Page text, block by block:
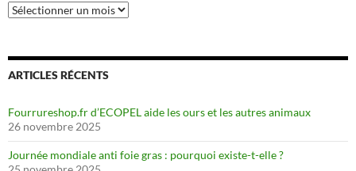
Archives
ARTICLES RÉCENTS
Fourrureshop.fr d’ECOPEL aide les ours et les autres animaux
26 novembre 2025
Journée mondiale anti foie gras : pourquoi existe-t-elle ?